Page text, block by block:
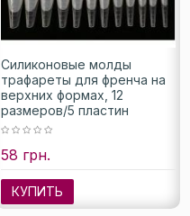
Силиконовые молды
трафареты для френча на
верхних формах, 12
размеров/5 пластин
58 грн.
КУПИТЬ